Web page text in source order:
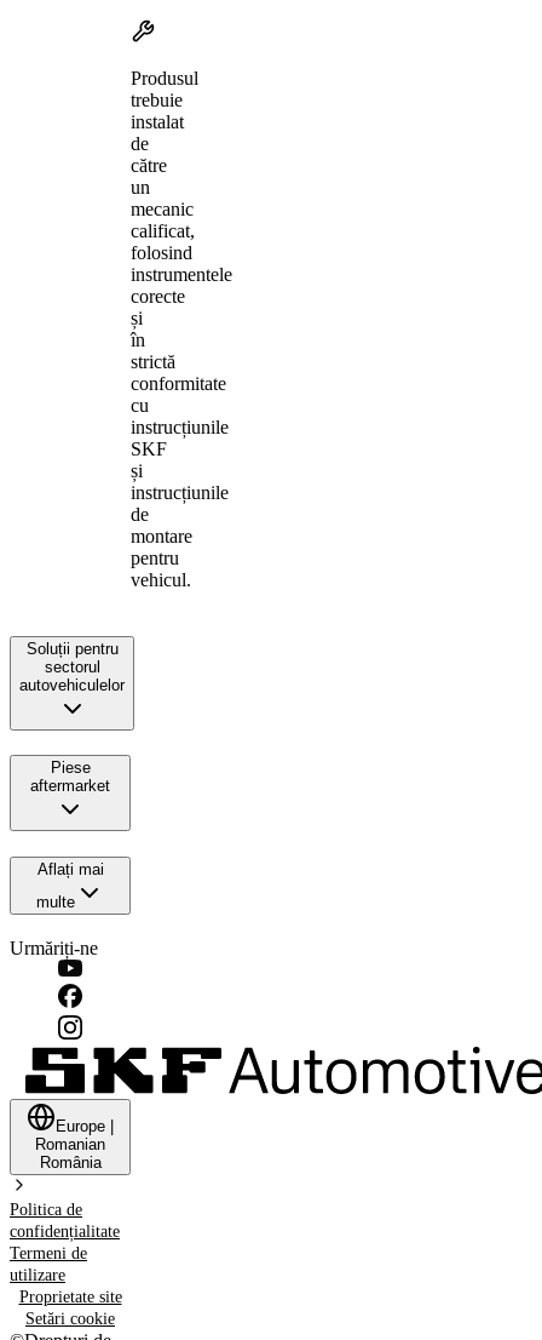
Produsul
trebuie
instalat
de
către
un
mecanic
calificat,
folosind
instrumentele
corecte
și
în
strictă
conformitate
cu
instrucțiunile
SKF
și
instrucțiunile
de
montare
pentru
vehicul.
Soluții pentru
sectorul
autovehiculelor
Piese
aftermarket
Aflați mai
multe
Urmăriți-ne
Europe
Romanian
România
Politica de
confidențialitate
Termeni de
utilizare
Proprietate site
Setări cookie